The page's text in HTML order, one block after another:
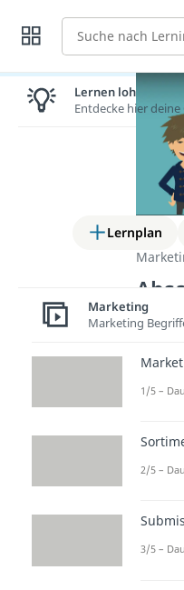
Suche
Lernplan
Du
Lernen lohnt sich!
Entdecke hier deine
Marketing
Marketing
1/5 –
2/5 –
3/5 –